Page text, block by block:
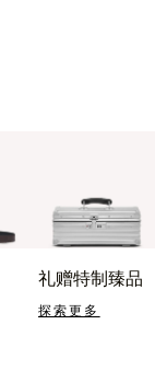
礼赠特制臻品
探索更多